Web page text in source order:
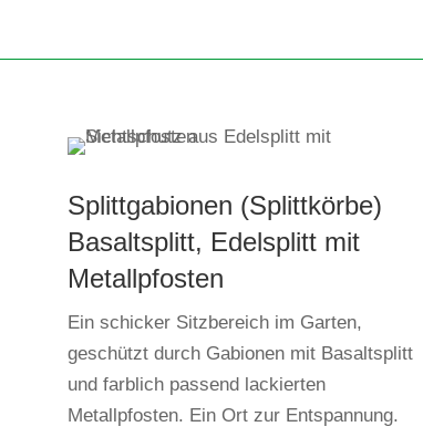
Splittgabionen (Splittkörbe)
Basaltsplitt, Edelsplitt mit
Metallpfosten
Ein schicker Sitzbereich im Garten,
geschützt durch Gabionen mit Basaltsplitt
und farblich passend lackierten
Metallpfosten. Ein Ort zur Entspannung.